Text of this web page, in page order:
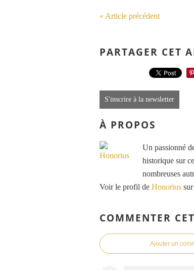
« Article précédent
PARTAGER CET
S'inscrire à la newsletter
À PROPOS
Un passionné
historique sur
nombreuses
Voir le profil de Honorius
COMMENTER
Ajouter un